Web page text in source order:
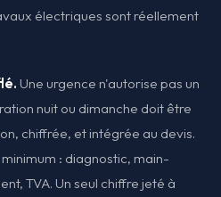
électriques sont réellement
Une urgence n'autorise pas un
nuit ou dimanche doit être
chiffrée, et intégrée au devis.
: diagnostic, main-
TVA. Un seul chiffre jeté à